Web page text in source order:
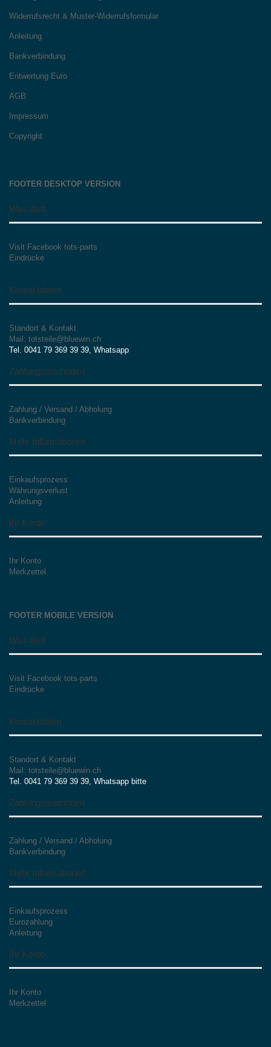
Widerrufsrecht & Muster-Widerrufsformular
Anleitung
Bankverbindung
Entwertung Euro
AGB
Impressum
Copyright
FOOTER DESKTOP VERSION
Was läuft
Visit Facebook tots-parts
Eindrücke
Kontaktdaten
Standort & Kontakt
Mail: totsteile@bluewin.ch
Tel. 0041 79 369 39 39, Whatsapp
Zahlungsmethoden
Zahlung / Versand / Abholung
Bankverbindung
Mehr Informationen
Einkaufsprozess
Währungsverlust
Anleitung
Ihr Konto
Ihr Konto
Merkzettel
FOOTER MOBILE VERSION
Was läuft
Visit Facebook tots-parts
Eindrücke
Kontaktdaten
Standort & Kontakt
Mail: totsteile@bluewin.ch
Tel. 0041 79 369 39 39, Whatsapp bitte
Zahlungsmethoden
Zahlung / Versand / Abholung
Bankverbindung
Mehr Informationen
Einkaufsprozess
Eurozahlung
Anleitung
Ihr Konto
Ihr Konto
Merkzettel